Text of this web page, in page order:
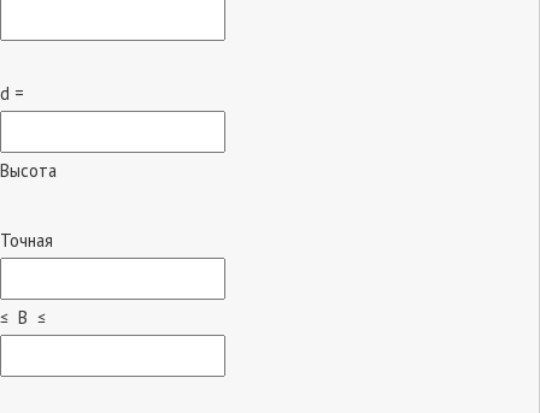
d =
Высота
Точная
≤ B ≤